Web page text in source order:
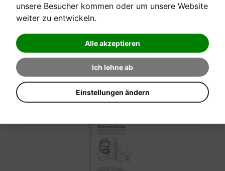
unsere Besucher kommen oder um unsere Website
weiter zu entwickeln.
Alle akzeptieren
Ich lehne ab
Einstellungen ändern
KINDERALBUM OP. 39 - SAMMLUNG LEICHTER
STÜCKE FÜR KIDNER A LA SCHUMANN
Pjotr Iljitsch Tschaikowsky
Verkaufspreis:
16,60 €